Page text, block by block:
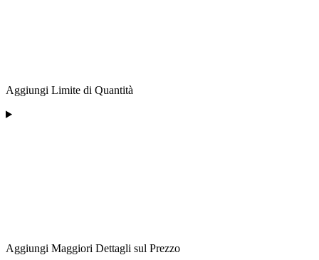
Aggiungi Limite di Quantità
Aggiungi Maggiori Dettagli sul Prezzo